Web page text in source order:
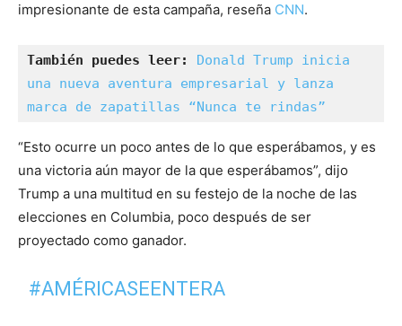
impresionante de esta campaña, reseña CNN.
También puedes leer:
Donald Trump inicia
una nueva aventura empresarial y lanza
marca de zapatillas “Nunca te rindas”
“Esto ocurre un poco antes de lo que esperábamos, y es
una victoria aún mayor de la que esperábamos”, dijo
Trump a una multitud en su festejo de la noche de las
elecciones en Columbia, poco después de ser
proyectado como ganador.
#AMÉRICASEENTERA